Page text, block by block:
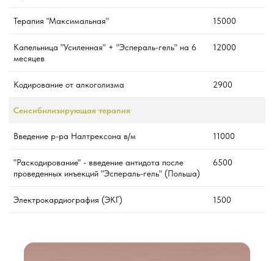
Терапия "Максимальная" 15000
Капельница "Усиленная" + "Эспераль-гель" на 6
месяцев
12000
Кодирование от алкоголизма 2900
Сенсибилизирующая терапия
Введение р-ра Налтрексона в/м 11000
"Раскодирование" - введение антидота после
проведенных инъекций "Эспераль-гель" (Польша)
6500
Электрокардиография (ЭКГ) 1500